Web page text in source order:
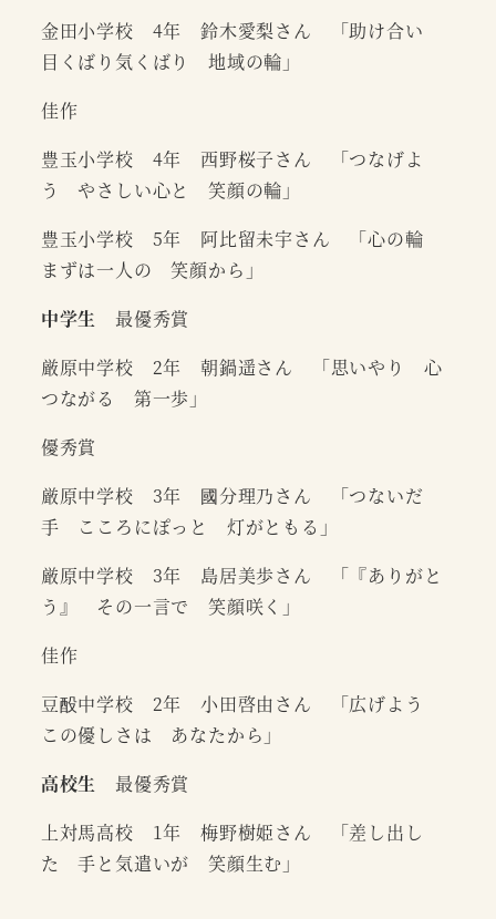
金田小学校 4年 鈴木愛梨さん 「助け合い
目くばり気くばり 地域の輪」
佳作
豊玉小学校 4年 西野桜子さん 「つなげよ
う やさしい心と 笑顔の輪」
豊玉小学校 5年 阿比留未宇さん 「心の輪
まずは一人の 笑顔から」
中学生 最優秀賞
厳原中学校 2年 朝鍋遥さん 「思いやり 心
つながる 第一歩」
優秀賞
厳原中学校 3年 國分理乃さん 「つないだ
手 こころにぽっと 灯がともる」
厳原中学校 3年 島居美歩さん 「『ありがと
う』 その一言で 笑顔咲く」
佳作
豆酘中学校 2年 小田啓由さん 「広げよう
この優しさは あなたから」
高校生 最優秀賞
上対馬高校 1年 梅野樹姫さん 「差し出し
た 手と気遣いが 笑顔生む」